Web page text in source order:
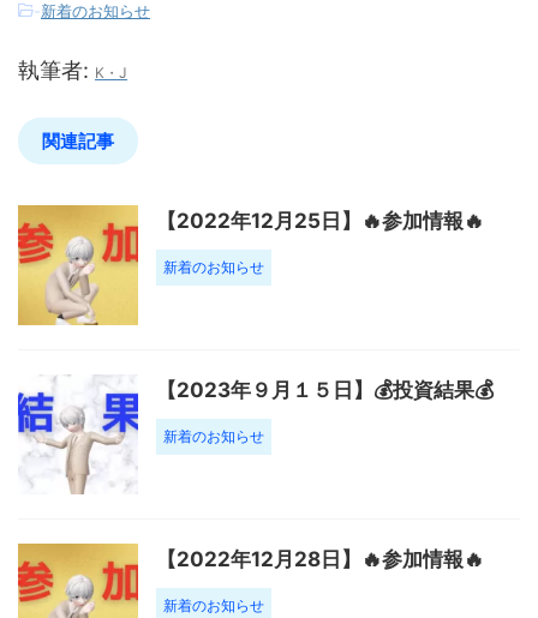
-新着のお知らせ
執筆者: K・J
関連記事
【2022年12月25日】🔥参加情報🔥
新着のお知らせ
【2023年９月１５日】💰投資結果💰
新着のお知らせ
【2022年12月28日】🔥参加情報🔥
新着のお知らせ